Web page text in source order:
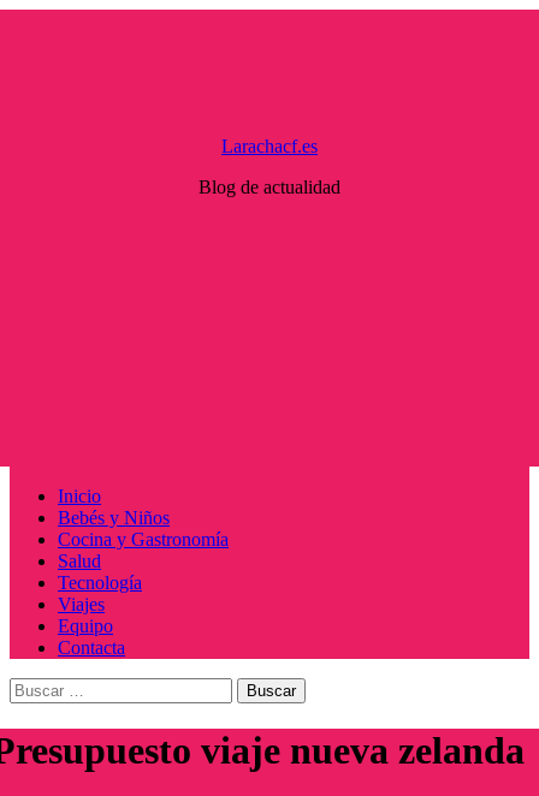
Larachacf.es
Blog de actualidad
Menú
principal
Inicio
Bebés y Niños
Cocina y Gastronomía
Salud
Tecnología
Viajes
Equipo
Contacta
Buscar:
viaje nueva zelanda